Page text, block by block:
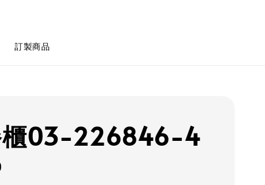
訂製商品
櫃03-226846-4